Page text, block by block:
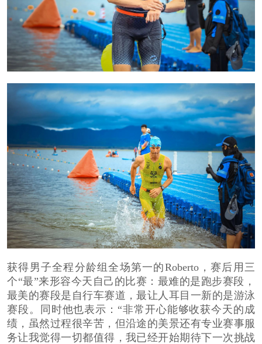
获得男子全程分龄组全场第一的Roberto，赛后用三
个“最”来形容今天自己的比赛：最难的是跑步赛段，
最美的赛段是自行车赛道，最让人耳目一新的是游泳
赛段。同时他也表示：“非常开心能够收获今天的成
绩，虽然过程很辛苦，但沿途的美景还有专业赛事服
务让我觉得一切都值得，我已经开始期待下一次挑战